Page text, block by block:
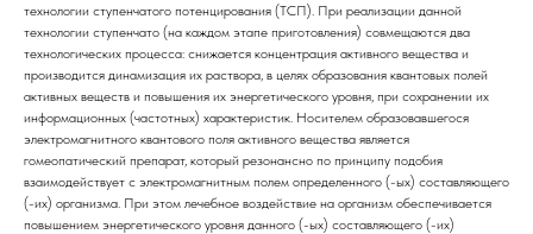
технологии ступенчатого потенцирования (ТСП). При реализации данной
технологии ступенчато (на каждом этапе приготовления) совмещаются два
технологических процесса: снижается концентрация активного вещества и
производится динамизация их раствора, в целях образования квантовых полей
активных веществ и повышения их энергетического уровня, при сохранении их
информационных (частотных) характеристик. Носителем образовавшегося
электромагнитного квантового поля активного вещества является
гомеопатический препарат, который резонансно по принципу подобия
взаимодействует с электромагнитным полем определенного (-ых) составляющего
(-их) организма. При этом лечебное воздействие на организм обеспечивается
повышением энергетического уровня данного (-ых) составляющего (-их)